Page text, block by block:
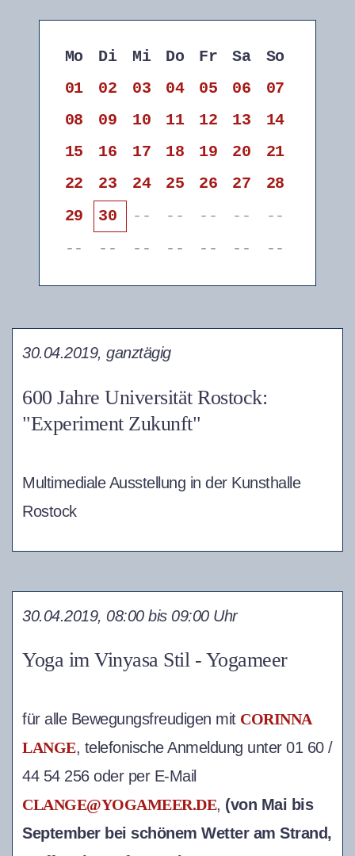
Mo Di Mi Do Fr Sa
So
01
02 03 04 05 06
07
08
09 10 11 12 13
14
15
16 17 18 19 20
21
22
23 24 25 26 27
28
29
30 -- -- -- --
--
--
-- -- -- -- -- --
600 Jahre Universität Rostock:
"Experiment Zukunft"
30.04.2019, ganztägig
Multimediale Ausstellung in der Kunsthalle
Rostock
Yoga im Vinyasa Stil - Yogameer
30.04.2019, 08:00 bis 09:00 Uhr
für alle Bewegungsfreudigen mit CORINNA
LANGE, telefonische Anmeldung unter 01 60 /
44 54 256 oder per E-Mail
CLANGE@YOGAMEER.DE, (von Mai bis
September bei schönem Wetter am Strand,